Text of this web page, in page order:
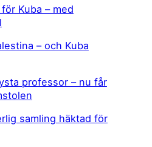
Kuba – med
– och Kuba
professor – nu får
samling häktad för